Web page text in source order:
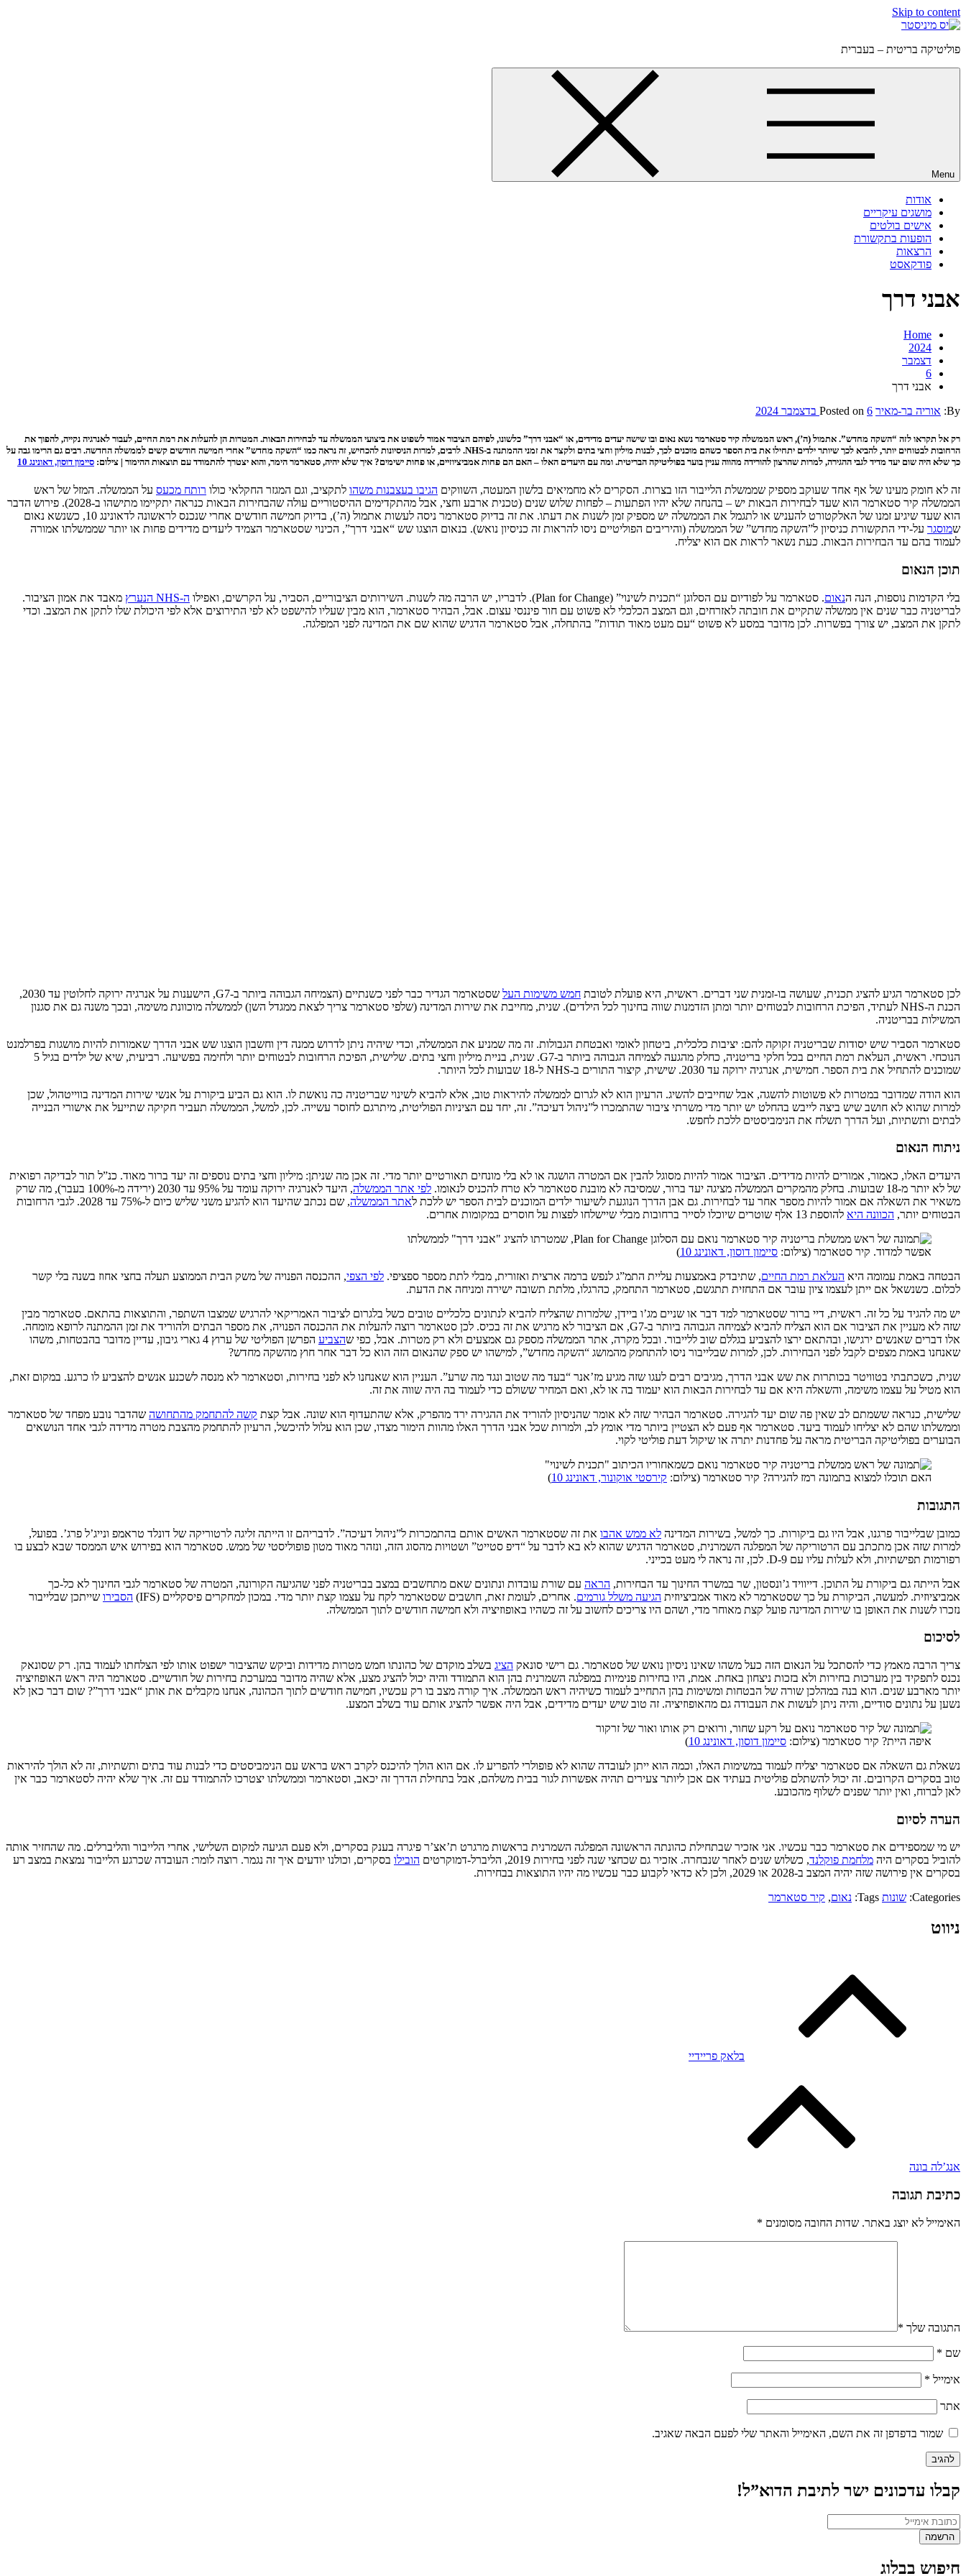
Skip to content
פוליטיקה בריטית – בעברית
Menu
אודות
מושגים עיקריים
אישים בולטים
הופעות בתקשורת
הרצאות
פודקאסט
אבני דרך
Home
2024
דצמבר
6
אבני דרך
By: אוריה בר-מאיר Posted on 6 בדצמבר 2024
רק אל תקראו לזה “השקה מחדש”. אתמול (ה’), ראש הממשלה קיר סטארמר נשא נאום ובו שישה יעדים מדידים, או “אבני דרך” כלשונו, לפיהם הציבור אמור לשפוט את ביצועי הממשלה עד לבחירות הבאות. המטרות הן להעלות את רמת החיים, לעבור לאנרגיה נקייה, להפוך את
הרחובות לבטוחים יותר, להביא לכך שיותר ילדים יתחילו את בית הספר כשהם מוכנים לכך, לבנות מיליון וחצי בתים ולקצר את זמני ההמתנה ב-NHS. לרבים, למרות הניסיונות להכחיש, זה נראה כמו “השקה מחדש” אחרי חמישה חודשים קשים לממשלה החדשה. רבים גם הרימו גבה על
כך שלא היה שום יעד מדיד לגבי ההגירה, למרות שהרצון להורידה מהווה עניין בוער בפוליטיקה הבריטית. ומה עם היעדים האלו – האם הם פחות אמביציוזיים, או פחות ישימים? איך שלא יהיה, סטארמר הימר, והוא יצטרך להתמודד עם תוצאות ההימור | צילום: סיימון דוסון, דאונינג 10
זה לא חומק מעינו של אף אחד שעוקב מספיק שממשלת הלייבור הזו בצרות. הסקרים לא מחמיאים בלשון המעטה, השווקים הגיבו בעצבנות משהו לתקציב, וגם המגזר החקלאי כולו רותח מכעס על הממשלה. המזל של ראש
הממשלה קיר סטארמר הוא שעד לבחירות הבאות יש – בהנחה שלא יהיו הפתעות – לפחות שלוש שנים (טכנית ארבע וחצי, אבל מהתקדימים ההיסטוריים עולה שהבחירות הבאות כנראה יתקיימו מתישהו ב-2028). פירוש הדבר
הוא שעד שיגיע זמנו של האלקטורט להעניש או לתגמל את הממשלה יש מספיק זמן לשנות את דעתו. את זה בדיוק סטארמר ניסה לעשות אתמול (ה’), בדיוק חמישה חודשים אחרי שנכנס לראשונה לדאונינג 10, כשנשא נאום
שמוסגר על-ידי התקשורת כניסיון ל”השקה מחדש” של הממשלה (והיריבים הפוליטיים ניסו להראות זה כניסיון נואש). בנאום הוצגו שש “אבני דרך”, הכינוי שסטארמר הצמיד ליעדים מדידים פחות או יותר שממשלתו אמורה
לעמוד בהם עד הבחירות הבאות. כעת נשאר לראות אם הוא יצליח.
תוכן הנאום
בלי הקדמות נוספות, הנה הנאום. סטארמר על לפודיום עם הסלוגן “תכנית לשינוי” (Plan for Change). לדבריו, יש הרבה מה לשנות. השירותים הציבוריים, הסביר, על הקרשים, ואפילו ה-NHS הנערץ
מאבד את אמון הציבור.
לבריטניה כבר שנים אין ממשלה שתקיים את חובתה לאזרחים, וגם המצב הכלכלי לא פשוט עם חור פיננסי עצום. אבל, הבהיר סטארמר, הוא מבין שעליו להישפט לא לפי התירוצים אלא לפי היכולת שלו לתקן את המצב. וכדי
לתקן את המצב, יש צורך בפשרות. לכן מדובר במסע לא פשוט “עם מעט מאוד תודות” בהתחלה, אבל סטארמר הדגיש שהוא שם את המדינה לפני המפלגה.
לכן סטארמר הגיע להציג תכנית, שעושה בו-זמנית שני דברים. ראשית, היא פועלת לטובת חמש משימות העל
שסטארמר הגדיר כבר לפני כשנתיים (הצמיחה הגבוהה ביותר ב-G7, הישענות על אנרגיה ירוקה לחלוטין עד 2030,
הכנת ה-NHS לעתיד, הפיכת הרחובות לבטוחים יותר ומתן הזדמנות שווה בחינוך לכל הילדים). שנית, מחייבת את שירות המדינה (שלפי סטארמר צריך לצאת ממגדל השן) לממשלה מוכוונת משימה, ובכך משנה גם את סגנון
המשילות בבריטניה.
סטארמר הסביר שיש יסודות שבריטניה זקוקה להם: יציבות כלכלית, ביטחון לאומי ואבטחת הגבולות. זה מה שמניע את הממשלה, וכדי שיהיה ניתן לדרוש ממנה דין וחשבון הוצגו שש אבני הדרך שאמורות להיות מושגות בפרלמנט
הנוכחי. ראשית, העלאת רמת החיים בכל חלקי בריטניה, כחלק מהגעה לצמיחה הגבוהה ביותר ב-G7. שנית, בניית מיליון וחצי בתים. שלישית, הפיכת הרחובות לבטוחים יותר ולחימה בפשיעה. רביעית, שיא של ילדים בגיל 5
שמוכנים להתחיל את בית הספר. חמישית, אנרגיה ירוקה עד 2030. שישית, קיצור התורים ב-NHS ל-18 שבועות לכל היותר.
הוא הודה שמדובר במטרות לא פשוטות להשגה, אבל שחייבים להשיג. הרעיון הוא לא לגרום לממשלה להיראות טוב, אלא להביא לשינוי שבריטניה כה נואשת לו. הוא גם הביע ביקורת על אנשי שירות המדינה בווייטהול, שכן
למרות שהוא לא חושב שיש ביצה לייבש בהחלט יש יותר מדי משרתי ציבור שהתמכרו ל”ניהול דעיכה”. זה, יחד עם הציניות הפוליטית, מיתרגם לחוסר עשייה. לכן, למשל, הממשלה תעביר חקיקה שתייעל את אישורי הבנייה
לבתים ותשתיות, ועל הדרך תשלח את הנימביסטים ללכת לחפש.
ניתוח הנאום
היעדים האלו, כאמור, אמורים להיות מדידים. הציבור אמור להיות מסוגל להבין אם המטרה הושגה או לא בלי מונחים תאורטיים יותר מדי. זה אכן מה שניתן: מיליון וחצי בתים נוספים זה יעד ברור מאוד. כנ”ל תור לבדיקה רפואית
של לא יותר מ-18 שבועות. בחלק מהמקרים הממשלה מציגה יעד ברור, שמסיבה לא מובנת סטארמר לא טרח להכניס לנאומו.
לפי אתר הממשלה
, היעד לאנרגיה ירוקה עומד על 95% עד 2030 (ירידה מ-100% בעבר), מה שרק
משאיר את השאלה אם אמור להיות מספר אחר עד לבחירות. גם אבן הדרך הנוגעת לשיעור ילדים המוכנים לבית הספר יש ללכת לאתר הממשלה
, שם נכתב שהיעד הוא להגיע משני שליש כיום ל-75% עד 2028. לגבי הרחובות
הבטוחים יותר, הכוונה היא להוספת 13 אלף שוטרים שיוכלו לסייר ברחובות מבלי שיישלחו לפצות על חוסרים במקומות אחרים.
אפשר למדוד. קיר סטארמר (צילום: סיימון דוסון, דאונינג 10
)
הבטחה באמת עמומה היא העלאת רמת החיים, שתיבדק באמצעות עליית התמ”ג לנפש ברמה ארצית ואזורית, מבלי לתת מספר ספציפי. לפי הצפי, ההכנסה הפנויה של משק הבית הממוצע תעלה בחצי אחוז בשנה בלי קשר
לכלום. כשנשאל אם ייתן לעצמו ציון עובר אם התחזית תתגשם, סטארמר התחמק, כהרגלו, מלתת תשובה ישירה ומניחה את הדעת.
יש מה להגיד על כל זה. ראשית, דיי ברור שסטארמר למד דבר או שניים מג’ו ביידן, שלמרות שהצליח להביא לנתונים כלכליים טובים כשל בלגרום לציבור האמריקאי להרגיש שמצבו השתפר, והתוצאות בהתאם. סטארמר מבין
שזה לא מעניין את הציבור אם הוא הצליח להביא לצמיחה הגבוהה ביותר ב-G7, אם הציבור לא מרגיש את זה בכיס. לכן סטארמר רוצה להעלות את ההכנסה הפנויה, את מספר הבתים ולהוריד את זמן ההמתנה לרופא מומחה.
אלו דברים שאנשים ירגישו, ובהתאם ירצו להצביע בגללם שוב ללייבור. ובכל מקרה, אתר הממשלה מספק גם אמצעים ולא רק מטרות. אבל, כפי שהצביע
הפרשן הפוליטי של ערוץ 4 גארי גיבון, עדיין מדובר בהבטחות, משהו
שאנחנו באמת מצפים לקבל לפני הבחירות. לכן, למרות שבלייבור ניסו להתחמק מהמושג “השקה מחדש”, למישהו יש ספק שהנאום הזה הוא כל דבר אחר חוץ מהשקה מחדש?
שנית, כשכתבתי בטוויטר בכותרות את שש אבני הדרך, מגיבים רבים לעגו שזה מגיע מז’אנר “בעד מה שטוב ונגד מה שרע”. העניין הוא שאנחנו לא לפני בחירות, וסטארמר לא מנסה לשכנע אנשים להצביע לו כרגע. במקום זאת,
הוא מטיל על עצמו משימה, והשאלה היא אם עד לבחירות הבאות הוא יעמוד בה או לא, ואם המחיר ששולם כדי לעמוד בה היה שווה את זה.
שלישית, כנראה ששמתם לב שאין פה שום יעד להגירה. סטארמר הבהיר שזה לא אומר שהניסיון להוריד את ההגירה ירד מהפרק, אלא שהתעדוף הוא שונה. אבל קצת קשה להתחמק מהתחושה שהדבר נובע מפחד של סטארמר
וממשלתו שהם לא יצליחו לעמוד ביעד. סטארמר אף פעם לא הצטיין ביותר מדי אומץ לב, ולמרות שכל אבני הדרך האלו מהוות הימור מצדו, שכן הוא עלול להיכשל, הרעיון להתחמק מהצבת מטרה מדידה לגבי אחד הנושאים
הבוערים בפוליטיקה הבריטית מראה על פחדנות יתרה או שיקול דעת פוליטי לקוי.
האם תוכלו למצוא בתמונה רמז להגירה? קיר סטארמר (צילום: קירסטי אוקונור, דאונינג 10 )
התגובות
כמובן שבלייבור פרגנו, אבל היו גם ביקורות. כך למשל, בשירות המדינה לא ממש אהבו את זה שסטארמר האשים אותם בהתמכרות ל”ניהול דעיכה”. לדבריהם זו הייתה זליגה לרטוריקה של דונלד טראמפ ונייג’ל פרג’. בפועל,
למרות שזה אכן מתכתב עם הרטוריקה של המפלגה השמרנית, סטארמר הדגיש שהוא לא בא לדבר על “דיפ סטייט” ושטויות מהסוג הזה, ונזהר מאוד מטון פופוליסטי של ממש. סטארמר הוא בפירוש איש הממסד שבא לבצע בו
רפורמות תפישתיות, ולא לעלות עליו עם D-9. לכן, זה נראה לי מעט בכייני.
אבל הייתה גם ביקורת על התוכן. דייוויד ג’ונסטון, שר במשרד החינוך עד הבחירות, הראה עם שורת עובדות ונתונים שאם מתחשבים במצב בבריטניה לפני שהגיעה הקורונה, המטרה של סטארמר לגבי החינוך לא כל-כך
אמביציוזית. למעשה, הביקורת על כך שסטארמר לא מאוד אמביציוזית הגיעה משלל גורמים. אחרים, לעומת זאת, חושבים שסטארמר לקח על עצמו קצת יותר מדי. במכון למחקרים פיסקליים (IFS) הסבירו שייתכן שבלייבור
נזכרו לשנות את האופן בו שירות המדינה פועל קצת מאוחר מדי, ושהם היו צריכים לחשוב על זה כשהיו באופוזיציה ולא חמישה חודשים לתוך הממשלה.
לסיכום
צריך הרבה מאמץ כדי להסתכל על הנאום הזה כעל משהו שאינו ניסיון נואש של סטארמר. גם רישי סונאק הציג בשלב מוקדם של כהונתו חמש מטרות מדידות וביקש שהציבור ישפוט אותו לפי הצלחתו לעמוד בהן. רק שסונאק
נכנס לתפקיד בין מערכות בחירות ולא בזכות ניצחון באחת. אמת, היו בחירות פנימיות במפלגה השמרנית בהן הוא התמודד והיה יכול להציג מצע, אלא שהיה מדובר במערכת בחירות של חודשיים. סטארמר היה ראש האופוזיציה
יותר מארבע שנים. הוא בנה במהלכן שורה של הבטחות ומשימות בהן התחייב לעמוד כשיהיה ראש הממשלה. איך קורה מצב בו רק עכשיו, חמישה חודשים לתוך הכהונה, אנחנו מקבלים את אותן “אבני דרך”? שום דבר כאן לא
נשען על נתונים סודיים, והיה ניתן לעשות את העבודה גם מהאופוזיציה. זה טוב שיש יעדים מדידים, אבל היה אפשר להציג אותם עוד בשלב המצע.
איפה היית? קיר סטארמר (צילום: סיימון דוסון, דאונינג 10
)
נשאלת גם השאלה אם סטארמר יצליח לעמוד במשימות האלו, וכמה הוא ייתן לעובדה שהוא לא פופולרי להפריע לו. אם הוא הולך להיכנס לקרב ראש בראש עם הנימביסטים כדי לבנות עוד בתים ותשתיות, זה לא הולך להיראות
טוב בסקרים הקרובים. זה יכול להשתלם פוליטית בעתיד אם אכן ליותר צעירים תהיה אפשרות לגור בבית משלהם, אבל בתחילת הדרך זה יכאב, וסטארמר וממשלתו יצטרכו להתמודד עם זה. איך שלא יהיה לסטארמר כבר אין
לאן לברוח, ואין יותר שפנים לשלוף מהכובע.
הערה לסיום
יש מי שמספידים את סטארמר כבר עכשיו. אני אזכיר שבתחילת כהונתה הראשונה המפלגה השמרנית בראשות מרגרט ת’אצ’ר פיגרה בענק בסקרים, ולא פעם הגיעה למקום השלישי, אחרי הלייבור והליברלים. מה שהחזיר אותה
להוביל בסקרים היה מלחמת פוקלנד, כשלוש שנים לאחר שנבחרה. אזכיר גם שכחצי שנה לפני בחירות 2019, הליברל-דמוקרטים הובילו בסקרים, וכולנו יודעים איך זה נגמר. רוצה לומר: העובדה שכרגע הלייבור נמצאת במצב רע
בסקרים אין פירושה שזה יהיה המצב ב-2028 או 2029, ולכן לא כדאי לקבוע כבר עכשיו מה יהיו התוצאות בבחירות.
Categories: שונות Tags: נאום, קיר סטארמר
ניווט
בלאק פריידיי
אנג’לה בונה
כתיבת תגובה
האימייל לא יוצג באתר. שדות החובה מסומנים *
התגובה שלך *
שם *
אימייל *
אתר
שמור בדפדפן זה את השם, האימייל והאתר שלי לפעם הבאה שאגיב.
קבלו עדכונים ישר לתיבת הדוא”ל!
חיפוש בבלוג